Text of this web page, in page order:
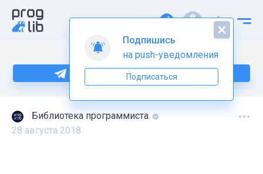
Больше информации по Python тут
Библиотека программиста
28 августа 2018
Подпишись
на push-уведомления
Подписаться